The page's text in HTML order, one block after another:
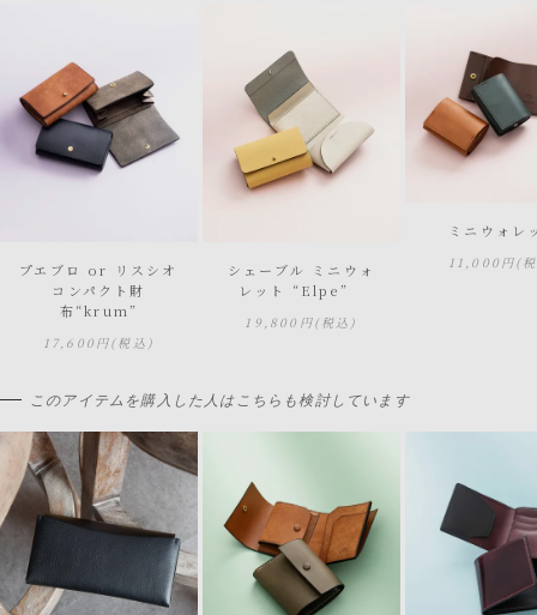
プエブロ or リスシオ
コンパクト財
布“krum”
17,600円(税込)
シェーブル ミニウォ
レット “Elpe”
19,800円(税込)
ミニウォレ
11,000円(
このアイテムを購入した人はこちらも検討しています